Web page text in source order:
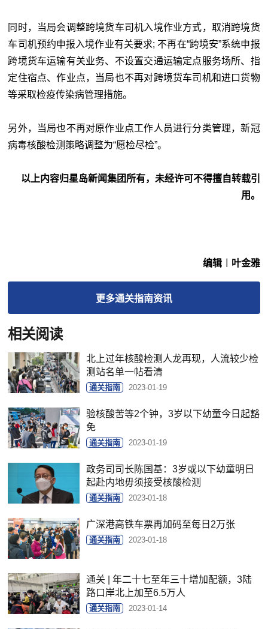
同时，当局会调整跨境货车司机入境作业方式，取消跨境货
车司机预约申报入境作业有关要求; 不再在“跨境安”系统申报
跨境货车运输有关业务、不设置交通运输定点服务场所、指
定住宿点、作业点，当局也不再对跨境货车司机和进口货物
等采取检疫传染病管理措施。
另外，当局也不再对原作业点工作人员进行分类管理，新冠
病毒核酸检测策略调整为“愿检尽检”。
以上内容归星岛新闻集团所有，未经许可不得擅自转载引
用。
编辑︱叶金雅
更多通关指南资讯
相关阅读
北上过年核酸检测人龙再现，人流较少检
测站名单一帖看清
通关指南 2023-01-19
验核酸苦等2个钟，3岁以下幼童今日起豁
免
通关指南 2023-01-19
政务司司长陈国基：3岁或以下幼童明日
起赴内地毋须接受核酸检测
通关指南 2023-01-18
广深港高铁车票再加码至每日2万张
通关指南 2023-01-18
通关 | 年二十七至年三十增加配额，3陆
路口岸北上加至6.5万人
通关指南 2023-01-14